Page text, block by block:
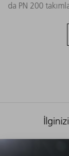
da PN 200